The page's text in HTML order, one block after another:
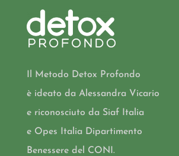
Il Metodo Detox Profondo
è ideato da Alessandra Vicario
e riconosciuto da Siaf Italia
e Opes Italia Dipartimento
Benessere del CONI.